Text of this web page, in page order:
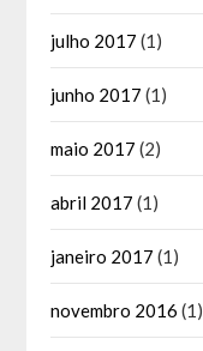
julho 2017 (1)
junho 2017 (1)
maio 2017 (2)
abril 2017 (1)
janeiro 2017 (1)
novembro 2016 (1)